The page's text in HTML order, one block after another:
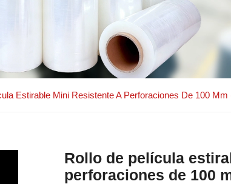
Estirable Mini Resistente A Perforaciones De 100
Rollo de película
perforaciones de 100